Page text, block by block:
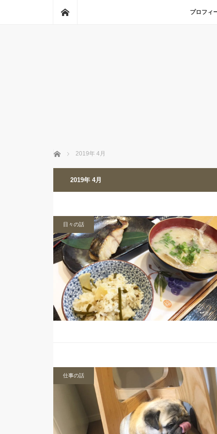
プロフィ
ホーム 2019年 4月
2019年 4月
日々の話
仕事の話